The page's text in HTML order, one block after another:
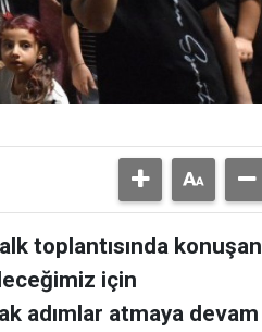
toplantısında konuşan
için
adımlar atmaya devam